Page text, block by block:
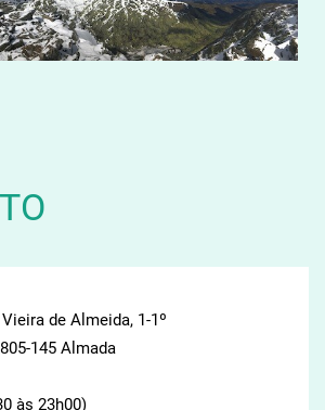
de Almeida, 1-1º
145 Almada
às 23h00)